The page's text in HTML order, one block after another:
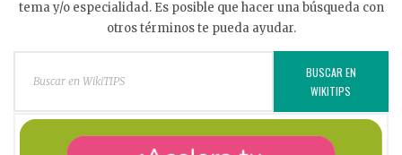
tema y/o especialidad. Es posible que hacer una búsqueda con
otros términos te pueda ayudar.
BUSCAR EN
WIKITIPS